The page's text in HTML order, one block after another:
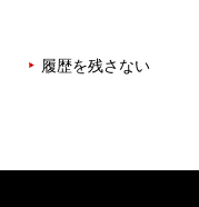
履歴を残さない